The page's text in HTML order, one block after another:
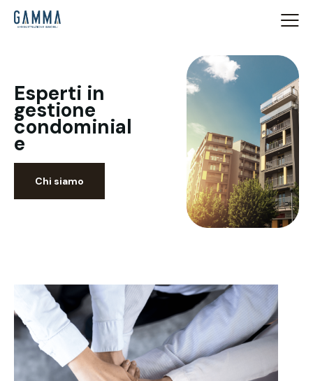
Esperti in
gestione
condominial
e
Chi siamo